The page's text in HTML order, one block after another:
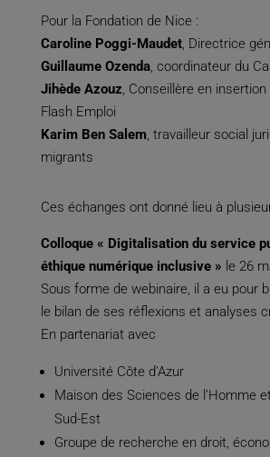
Pour la Fondation de Nice :
Caroline Poggi-Maudet, Directrice
Guillaume Ozenda, coordinateur du
Jihède Azouz, Conseillère en
Flash Emploi
Karim Ben Salem, travailleur social
migrants
Ces échanges ont donné lieu à
Colloque « Digitalisation du service
éthique numérique inclusive » le 26
Sous forme de webinaire, il a eu pour
le bilan de ses réflexions et analyses
En partenariat avec
Université Côte d’Azur
Maison des Sciences de l’Homme
Sud-Est
Groupe de recherche en droit,